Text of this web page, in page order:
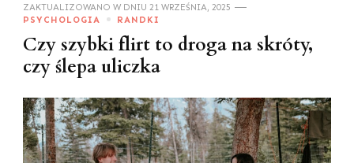
ZAKTUALIZOWANO W DNIU 21 WRZEŚNIA, 2025
PSYCHOLOGIA
RANDKI
Czy szybki flirt to droga na skróty,
czy ślepa uliczka